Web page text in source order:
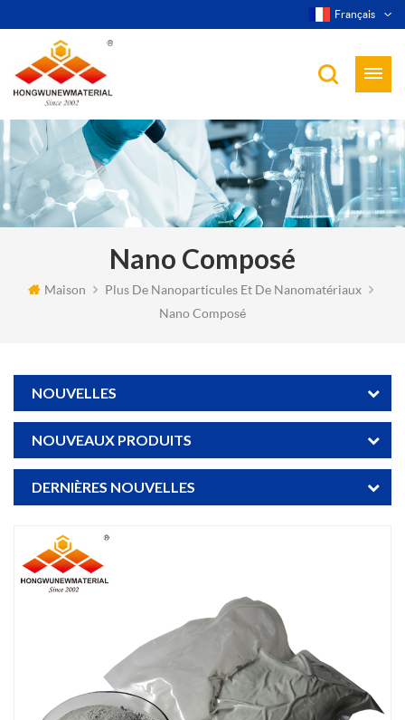
Français
Nano Composé
Maison
Plus De Nanoparticules Et De Nanomatériaux
Nano Composé
NOUVELLES
NOUVEAUX PRODUITS
DERNIÈRES NOUVELLES